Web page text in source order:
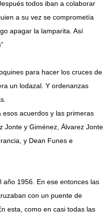
todos iban a colaborar
a su vez se comprometía
apagar la lamparita. Así
para hacer los cruces de
un lodazal. Y ordenanzas
acuerdos y las primeras
Jonte y Giménez, Álvarez Jonte
y Dean Funes e
año 1956. En ese entonces las
con un puente de
esta, como en casi todas las